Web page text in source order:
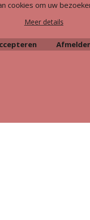
cookies om uw
Meer details